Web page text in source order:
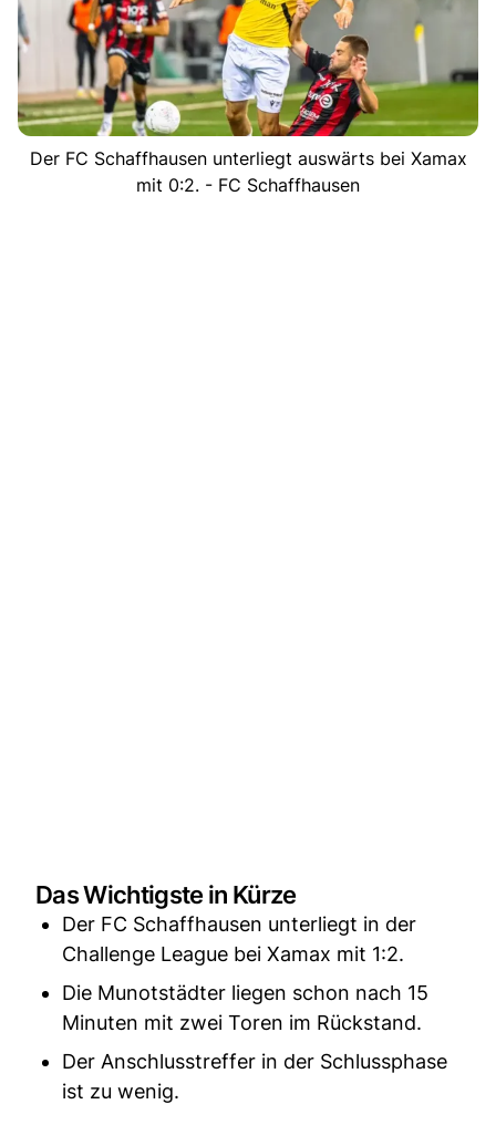
Der FC Schaffhausen unterliegt auswärts bei Xamax
mit 0:2. - FC Schaffhausen
Das Wichtigste in Kürze
Der FC Schaffhausen unterliegt in der
Challenge League bei Xamax mit 1:2.
Die Munotstädter liegen schon nach 15
Minuten mit zwei Toren im Rückstand.
Der Anschlusstreffer in der Schlussphase
ist zu wenig.